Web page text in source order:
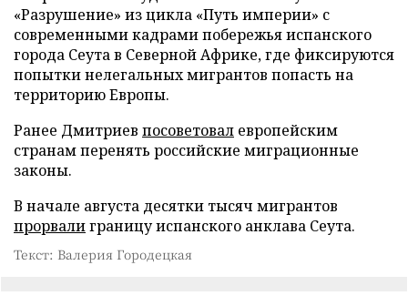
«Разрушение» из цикла «Путь империи» с
современными кадрами побережья испанского
города Сеута в Северной Африке, где фиксируются
попытки нелегальных мигрантов попасть на
территорию Европы.
Ранее Дмитриев посоветовал европейским
странам перенять российские миграционные
законы.
В начале августа десятки тысяч мигрантов
прорвалиграницу испанского анклава Сеута.
Текст: Валерия Городецкая